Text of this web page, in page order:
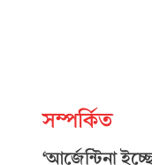
সম্পর্কিত
‘আর্জেন্টিনা